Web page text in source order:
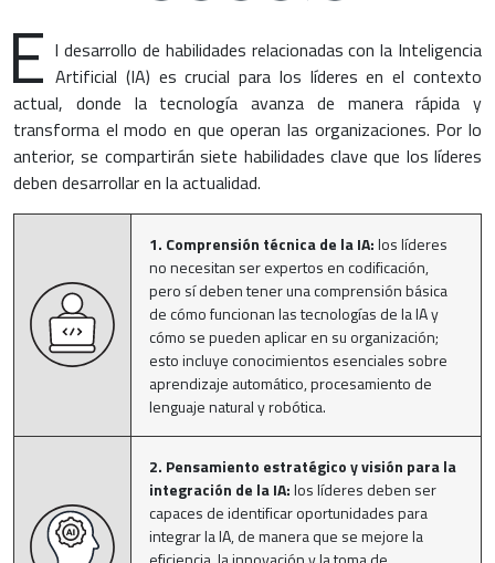
E l desarrollo de habilidades relacionadas con la Inteligencia
Artificial (IA) es crucial para los líderes en el contexto
actual, donde la tecnología avanza de manera rápida y
transforma el modo en que operan las organizaciones. Por lo
anterior, se compartirán siete habilidades clave que los líderes
deben desarrollar en la actualidad.
1. Comprensión técnica de la IA:los líderes
no necesitan ser expertos en codificación,
pero sí deben tener una comprensión básica
de cómo funcionan las tecnologías de la IA y
cómo se pueden aplicar en su organización;
esto incluye conocimientos esenciales sobre
aprendizaje automático, procesamiento de
lenguaje natural y robótica.
2. Pensamiento estratégico y visión para la
integración de la IA:los líderes deben ser
capaces de identificar oportunidades para
integrar la IA, de manera que se mejore la